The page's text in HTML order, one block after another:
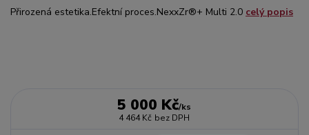
Přirozená estetika.Efektní proces.NexxZr®+ Multi 2.0 celý popis
5 000 Kč/ks
4 464 Kč bez DPH